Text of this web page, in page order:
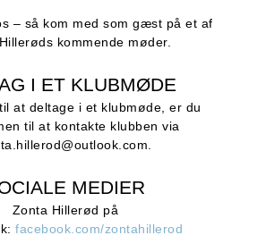
– så kom med som gæst på et af
kommende møder.
I ET KLUBMØDE
at deltage i et klubmøde, er du
til at kontakte klubben via
MEDIER
Zonta Hillerød på
facebook.com/zontahillerod